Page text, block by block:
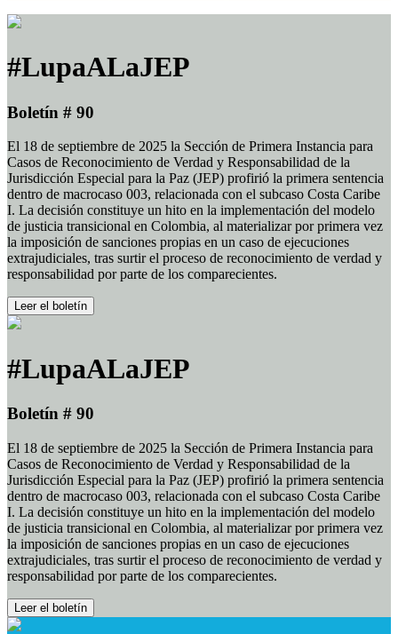
#LupaALaJEP
Boletín # 90
El 18 de septiembre de 2025 la Sección de Primera Instancia para
Casos de Reconocimiento de Verdad y Responsabilidad de la
Jurisdicción Especial para la Paz (JEP) profirió la primera sentencia
dentro de macrocaso 003, relacionada con el subcaso Costa Caribe
I. La decisión constituye un hito en la implementación del modelo
de justicia transicional en Colombia, al materializar por primera vez
la imposición de sanciones propias en un caso de ejecuciones
extrajudiciales, tras surtir el proceso de reconocimiento de verdad y
responsabilidad por parte de los comparecientes.
Leer el boletín
#LupaALaJEP
Boletín # 90
El 18 de septiembre de 2025 la Sección de Primera Instancia para
Casos de Reconocimiento de Verdad y Responsabilidad de la
Jurisdicción Especial para la Paz (JEP) profirió la primera sentencia
dentro de macrocaso 003, relacionada con el subcaso Costa Caribe
I. La decisión constituye un hito en la implementación del modelo
de justicia transicional en Colombia, al materializar por primera vez
la imposición de sanciones propias en un caso de ejecuciones
extrajudiciales, tras surtir el proceso de reconocimiento de verdad y
responsabilidad por parte de los comparecientes.
Leer el boletín